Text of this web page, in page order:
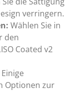
verringern.
Wählen Sie in
den
Coated v2
Einige
Optionen zur